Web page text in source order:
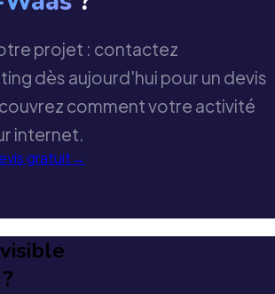
projet : contactez
dès aujourd'hui pour un devis
comment votre activité
internet.
gratuit→
?